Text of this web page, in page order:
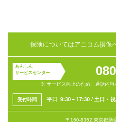
保険についてはアニコム損保
あんしん
サービスセンター
※ サービス向上のため、通話内容
受付時間 平日 9:30～17:30/ 土日・
〒160-8352 東京都新